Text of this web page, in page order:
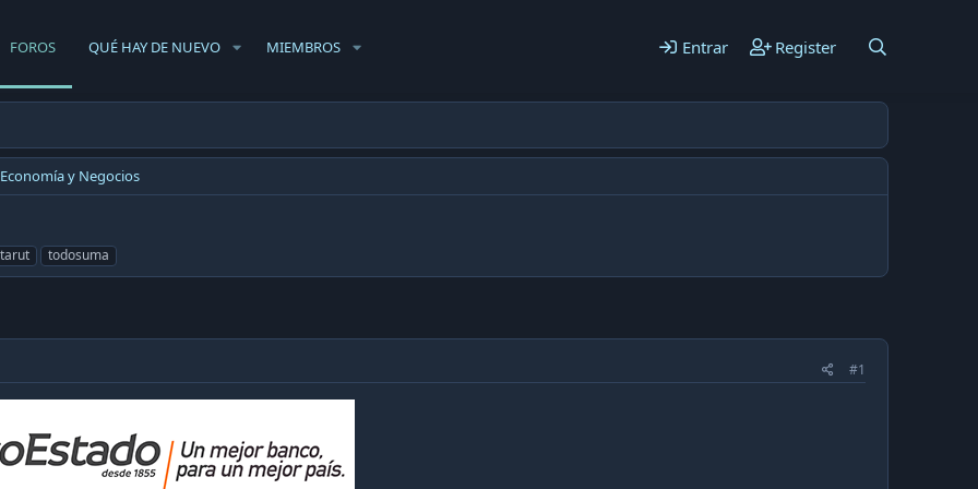
FOROS QUÉ HAY DE NUEVO MIEMBROS Entrar Register
Economía y Negocios
todosuma
#1